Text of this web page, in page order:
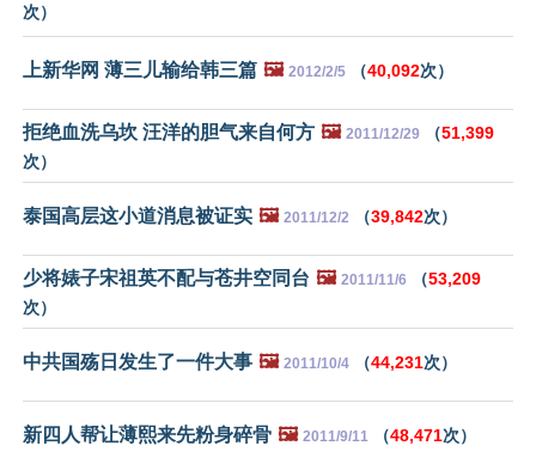
次）
上新华网 薄三儿输给韩三篇 🖼️ 2012/2/5 （40,092次）
拒绝血洗乌坎 汪洋的胆气来自何方 🖼️ 2011/12/29 （51,399
次）
泰国高层这小道消息被证实 🖼️ 2011/12/2 （39,842次）
少将婊子宋祖英不配与苍井空同台 🖼️ 2011/11/6 （53,209
次）
中共国殇日发生了一件大事 🖼️ 2011/10/4 （44,231次）
新四人帮让薄熙来先粉身碎骨 🖼️ 2011/9/11 （48,471次）